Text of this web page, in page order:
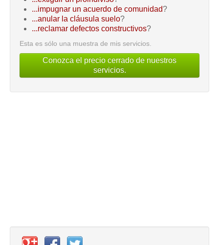
...impugnar un acuerdo de comunidad?
...anular la cláusula suelo?
...reclamar defectos constructivos?
Esta es sólo una muestra de mis servicios.
Conozca el precio cerrado de nuestros
servicios.